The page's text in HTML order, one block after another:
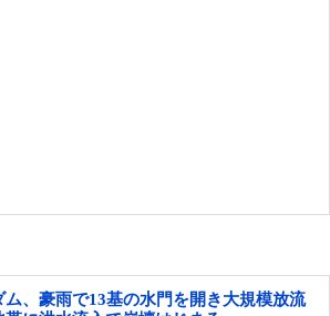
ム、豪雨で13基の水門を開き大規模放流